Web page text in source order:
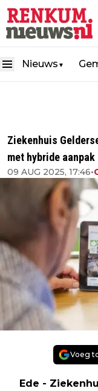
Nieuws ▼
Ziekenhuis
met hybride aanpak
09 AUG 2025, 17:46•
Voeg
Ede -